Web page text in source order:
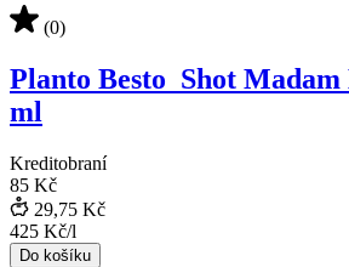
(0)
Planto Besto_Shot
ml
Kreditobraní
85 Kč
29,75 Kč
425 Kč/l
Do košíku